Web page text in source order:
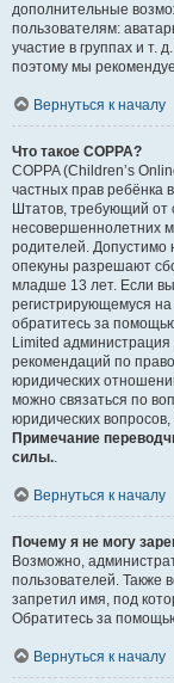
дополнительные
пользователям:
участие в группах и т.
поэтому мы
Вернуться к началу
Что такое COPPA?
COPPA (Children’s
частных прав ребёнка
Штатов, требующий от
несовершеннолетних
родителей. Допустимо
опекуны разрешают
младше 13 лет. Если
регистрирующемуся
обратитесь за
Limited
рекомендаций по
юридических
можно связаться по
юридических
Примечание
силы..
Вернуться к началу
Почему я не могу
Возможно,
пользователей. Также
запретил имя, под
Обратитесь за
Вернуться к началу